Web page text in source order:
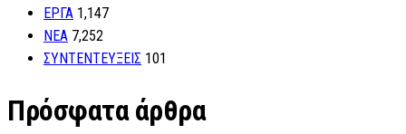
ΕΡΓΑ 1,147
ΝΕΑ 7,252
ΣΥΝΤΕΝΤΕΥΞΕΙΣ 101
Πρόσφατα άρθρα